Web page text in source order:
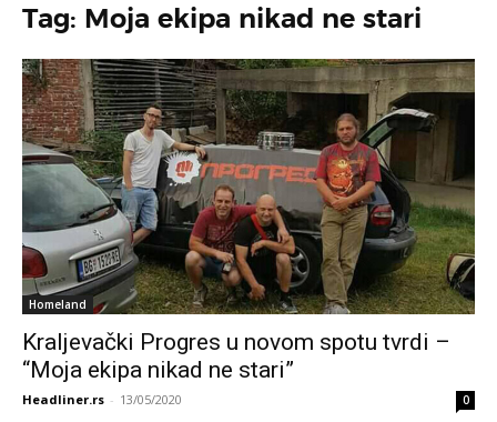
Tag: Moja ekipa nikad ne stari
Homeland
Kraljevački Progres u novom spotu tvrdi –
“Moja ekipa nikad ne stari”
Headliner.rs - 13/05/2020 0